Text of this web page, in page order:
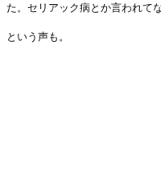
た。セリアック病とか言われて
という声も。